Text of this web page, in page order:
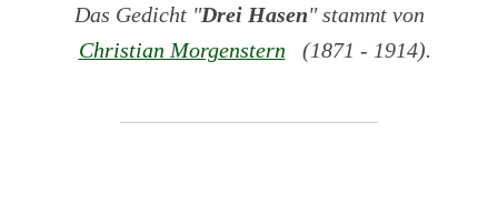
Das Gedicht "Drei Hasen" stammt von
Christian Morgenstern (1871 - 1914).